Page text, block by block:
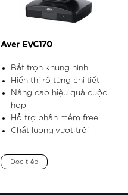
Aver EVC170
Bắt trọn khung hình
Hiển thị rõ từng chi tiết
Nâng cao hiệu quả cuộc
họp
Hỗ trợ phần mềm free
Chất lượng vượt trội
Đọc tiếp